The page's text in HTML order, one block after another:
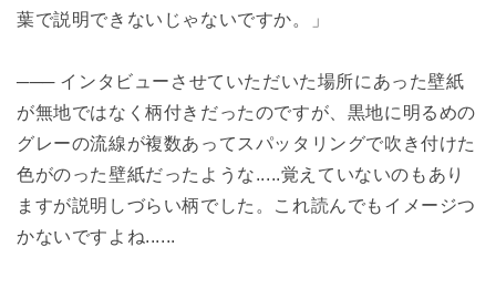
葉で説明できないじゃないですか。」
─── インタビューさせていただいた場所にあった壁紙
が無地ではなく柄付きだったのですが、黒地に明るめの
グレーの流線が複数あってスパッタリングで吹き付けた
色がのった壁紙だったような.....覚えていないのもあり
ますが説明しづらい柄でした。これ読んでもイメージつ
かないですよね......